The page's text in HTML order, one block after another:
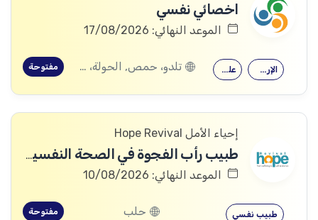
اخصائي نفسي
الموعد النهائي: 17/08/2026
علم النفس الإرشاد النفسي تلدو، حمص, الحولة، حمص مفتوحة
إحياء الأمل Hope Revival
طبيب رأب الفجوة في الصحة النفسية (mhGAP Doctor)
الموعد النهائي: 10/08/2026
طبيب نفسي حلب مفتوحة